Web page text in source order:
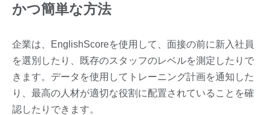
かつ簡単な方法
企業は、EnglishScoreを使用して、面接の前に新入社員
を選別したり、既存のスタッフのレベルを測定したりで
きます。データを使用してトレーニング計画を通知した
り、最高の人材が適切な役割に配置されていることを確
認したりできます。